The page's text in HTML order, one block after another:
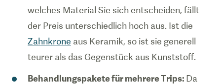
welches Material Sie sich entscheiden, fällt
der Preis unterschiedlich hoch aus. Ist die
Zahnkrone aus Keramik, so ist sie generell
teurer als das Gegenstück aus Kunststoff.
Behandlungspakete für mehrere Trips: Da